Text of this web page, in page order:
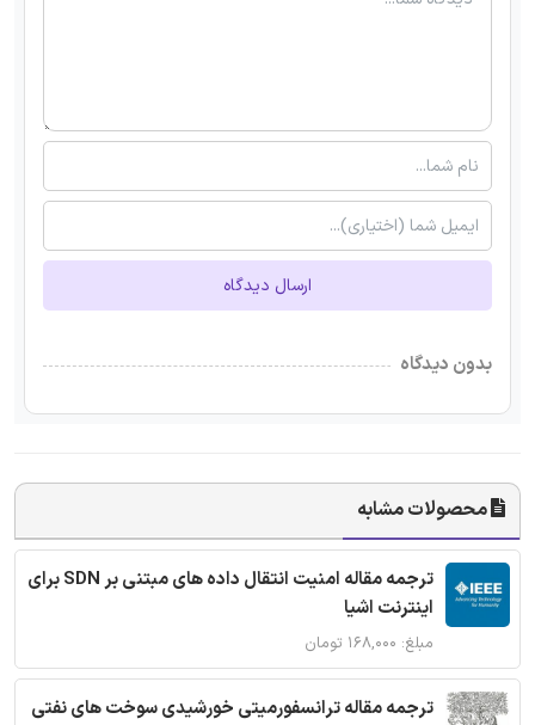
ارسال دیدگاه
بدون دیدگاه
محصولات مشابه
ترجمه مقاله امنیت انتقال داده های مبتنی بر SDN برای
اینترنت اشیا
مبلغ: ۱۶۸,۰۰۰ تومان
ترجمه مقاله ترانسفورمیتی خورشیدی سوخت های نفتی